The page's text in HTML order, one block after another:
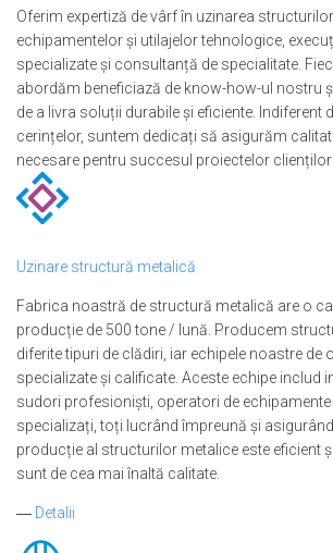
Oferim expertiză de vârf în uzinarea
echipamentelor și utilajelor tehnologice,
specializate și consultanță de specialitate.
abordăm beneficiază de know-how-ul nostru
de a livra soluții durabile și eficiente. Indiferent
cerințelor, suntem dedicați să asigurăm
necesare pentru succesul proiectelor
Uzinare structură metalică
Fabrica noastră de structură metalică are o
producție de 500 tone / lună. Producem
diferite tipuri de clădiri, iar echipele noastre de
specializate și calificate. Aceste echipe includ
sudori profesioniști, operatori de
specializați, toți lucrând împreună și
producție al structurilor metalice este eficient
sunt de cea mai înaltă calitate.
― Detalii